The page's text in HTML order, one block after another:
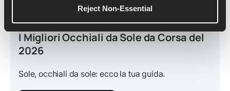
Reject Non-Essential
March 20, 2026
I Migliori Occhiali da Sole da Corsa del
2026
Sole, occhiali da sole: ecco la tua guida.